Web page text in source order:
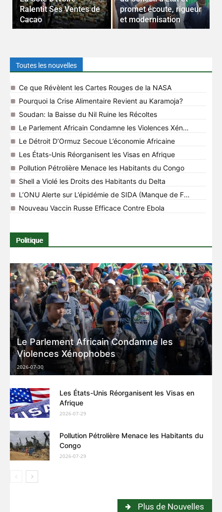
Ralentit Ses Ventes de
Cacao
promet écoute, rigueur
et modernisation
Toutes les nouvelles
Ce que Révèlent les Cartes Rouges de la NASA
Pourquoi la Crise Alimentaire Revient au Karamoja?
Soudan: la Baisse du Nil Ruine les Récoltes
Le Parlement Africain Condamne les Violences Xénophobes
Le Détroit D’Ormuz Secoue L’économie Africaine
Les États-Unis Réorganisent les Visas en Afrique
Pollution Pétrolière Menace les Habitants du Congo
Shell a Violé les Droits des Habitants du Delta
L’ONU Alerte sur L’épidémie de SIDA (Manque de Fonds)
Nouveau Vaccin Russe Efficace Contre Ebola
Politique
Le Parlement Africain Condamne les
Violences Xénophobes
2026-07-30
Les États-Unis Réorganisent les Visas en
Afrique
2026-07-29
Pollution Pétrolière Menace les Habitants du
Congo
2026-07-29
Plus de Nouvelles